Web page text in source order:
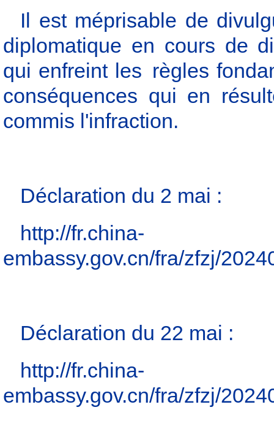
Il est méprisable de
diplomatique en cours de
qui enfreint les règles
conséquences qui en
commis l'infraction.
Déclaration du 2 mai :
http://fr.china-
embassy.gov.cn/fra/zfzj/
Déclaration du 22 mai :
http://fr.china-
embassy.gov.cn/fra/zfzj/